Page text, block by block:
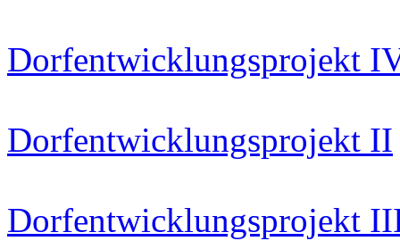
Dorfentwicklungsprojekt
Dorfentwicklungsprojekt II
Dorfentwicklungsprojekt